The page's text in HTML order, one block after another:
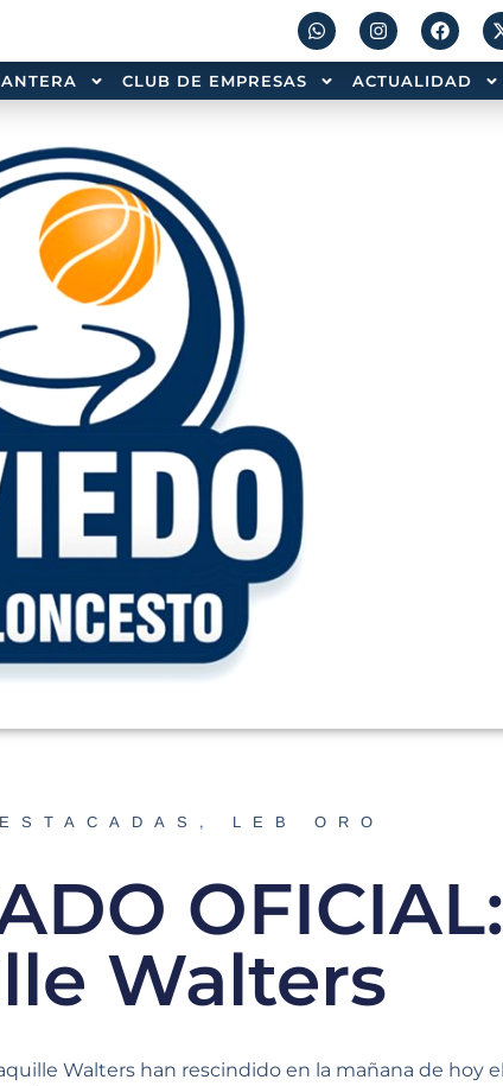
CLUB DE EMPRESAS ACTUALIDAD
, LEB ORO
OFICIAL:
Walters
Walters han rescindido en la mañana de hoy el